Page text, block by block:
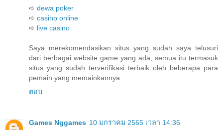
➪ dewa poker
➪ casino online
➪ live casino
Saya merekomendasikan situs yang sudah saya telusuri
dari berbagai website game yang ada, semua itu termasuk
situs yang sudah terverifikasi terbaik oleh beberapa para
pemain yang memainkannya.
ตอบ
Games Nggames 10 มกราคม 2565 เวลา 14:36